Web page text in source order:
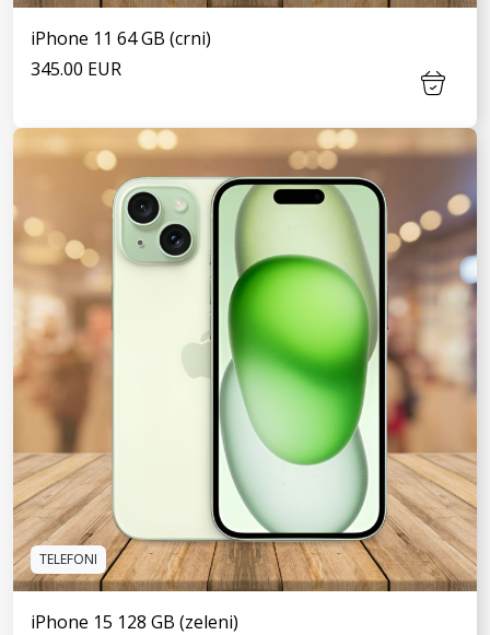
iPhone 11 64 GB (crni)
345.00 EUR
TELEFONI
iPhone 15 128 GB (zeleni)